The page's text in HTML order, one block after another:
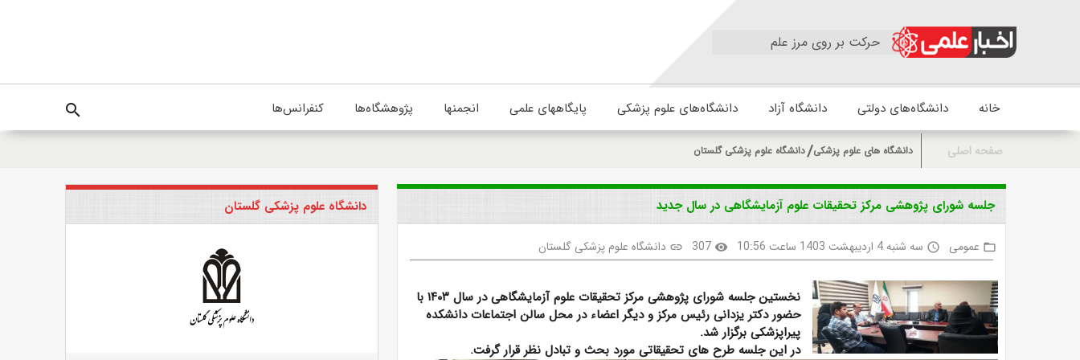
حرکت بر روی مرز علم
خانه دانشگاه‌های دولتی دانشگاه آزاد دانشگاه‌های علوم پزشکی پایگاههای علمی انجمنها پژوهشگاه‌ها کنفرانس‌ها search
صفحه اصلی دانشگاه های علوم پزشکی دانشگاه علوم پزشکی گلستان
جلسه شورای پژوهشی مرکز تحقیقات علوم آزمایشگاهی در سال جدید
folder_open عمومی access_time سه شنبه 4 اردیبهشت 1403 ساعت 10:56 visibility
307
link دانشگاه علوم پزشکی گلستان
نخستین جلسه شورای پژوهشی مرکز تحقیقات علوم آزمایشگاهی در سال ۱۴۰۳ با
حضور دکتر یزدانی رئیس مرکز و دیگر اعضاء در محل سالن اجتماعات دانشکده
پیراپزشکی برگزار شد.
در این جلسه طرح های تحقیقاتی مورد بحث و تبادل نظر قرار گرفت.
دانشگاه علوم پزشکی گلستان